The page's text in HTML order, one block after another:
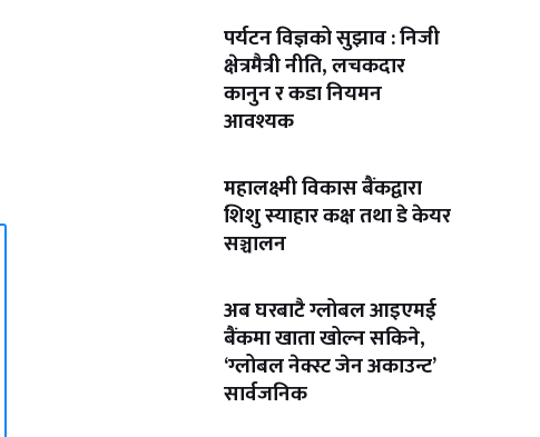
पर्यटन विज्ञको सुझाव : निजी
क्षेत्रमैत्री नीति, लचकदार
कानुन र कडा नियमन
आवश्यक
महालक्ष्मी विकास बैंकद्वारा
शिशु स्याहार कक्ष तथा डे केयर
सञ्चालन
अब घरबाटै ग्लोबल आइएमई
बैंकमा खाता खोल्न सकिने,
‘ग्लोबल नेक्स्ट जेन अकाउन्ट’
सार्वजनिक